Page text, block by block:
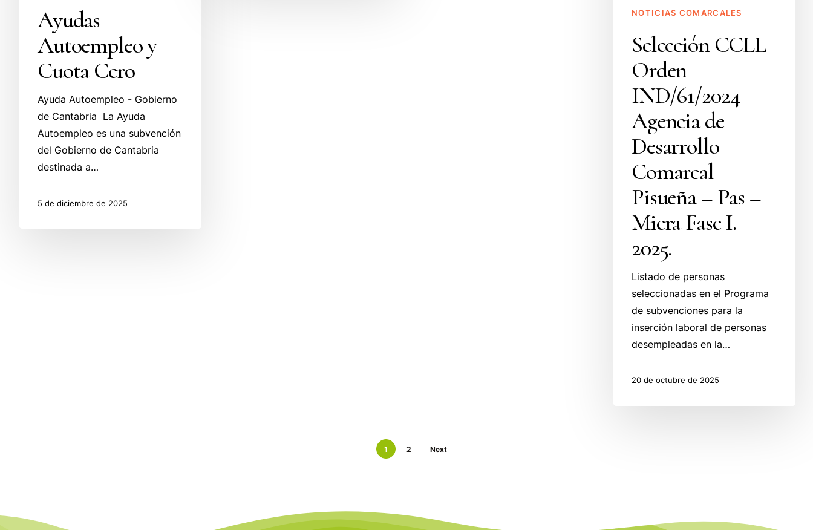
Ayudas
Autoempleo y
Cuota Cero
Ayuda Autoempleo - Gobierno
de Cantabria La Ayuda
Autoempleo es una subvención
del Gobierno de Cantabria
destinada a…
5 de diciembre de 2025
Fase
2025.
NOTICIAS COMARCALES
Selección CCLL
Orden
IND/61/2024
Agencia de
Desarrollo
Comarcal
Pisueña – Pas –
Miera Fase I.
2025.
Listado de personas
seleccionadas en el Programa
de subvenciones para la
inserción laboral de personas
desempleadas en la…
20 de octubre de 2025
1 2 Next